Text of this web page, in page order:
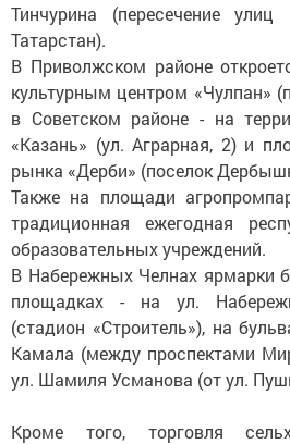
Тинчурина (пересечение
Татарстан).
В Приволжском районе
культурным центром «Чулпан»
в Советском районе - на
«Казань» (ул. Аграрная, 2) и
рынка «Дерби» (поселок
Также на площади
традиционная ежегодная
образовательных учреждений.
В Набережных Челнах ярмарки
площадках - на ул.
(стадион «Строитель»), на
Камала (между проспектами
ул. Шамиля Усманова (от ул.
Кроме того, торговля